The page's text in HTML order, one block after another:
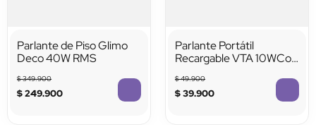
Parlante de Piso Glimo
Deco 40W RMS
$349.900
$249.900
Parlante Portátil
Recargable VTA 10WCon
$49.900
$39.900